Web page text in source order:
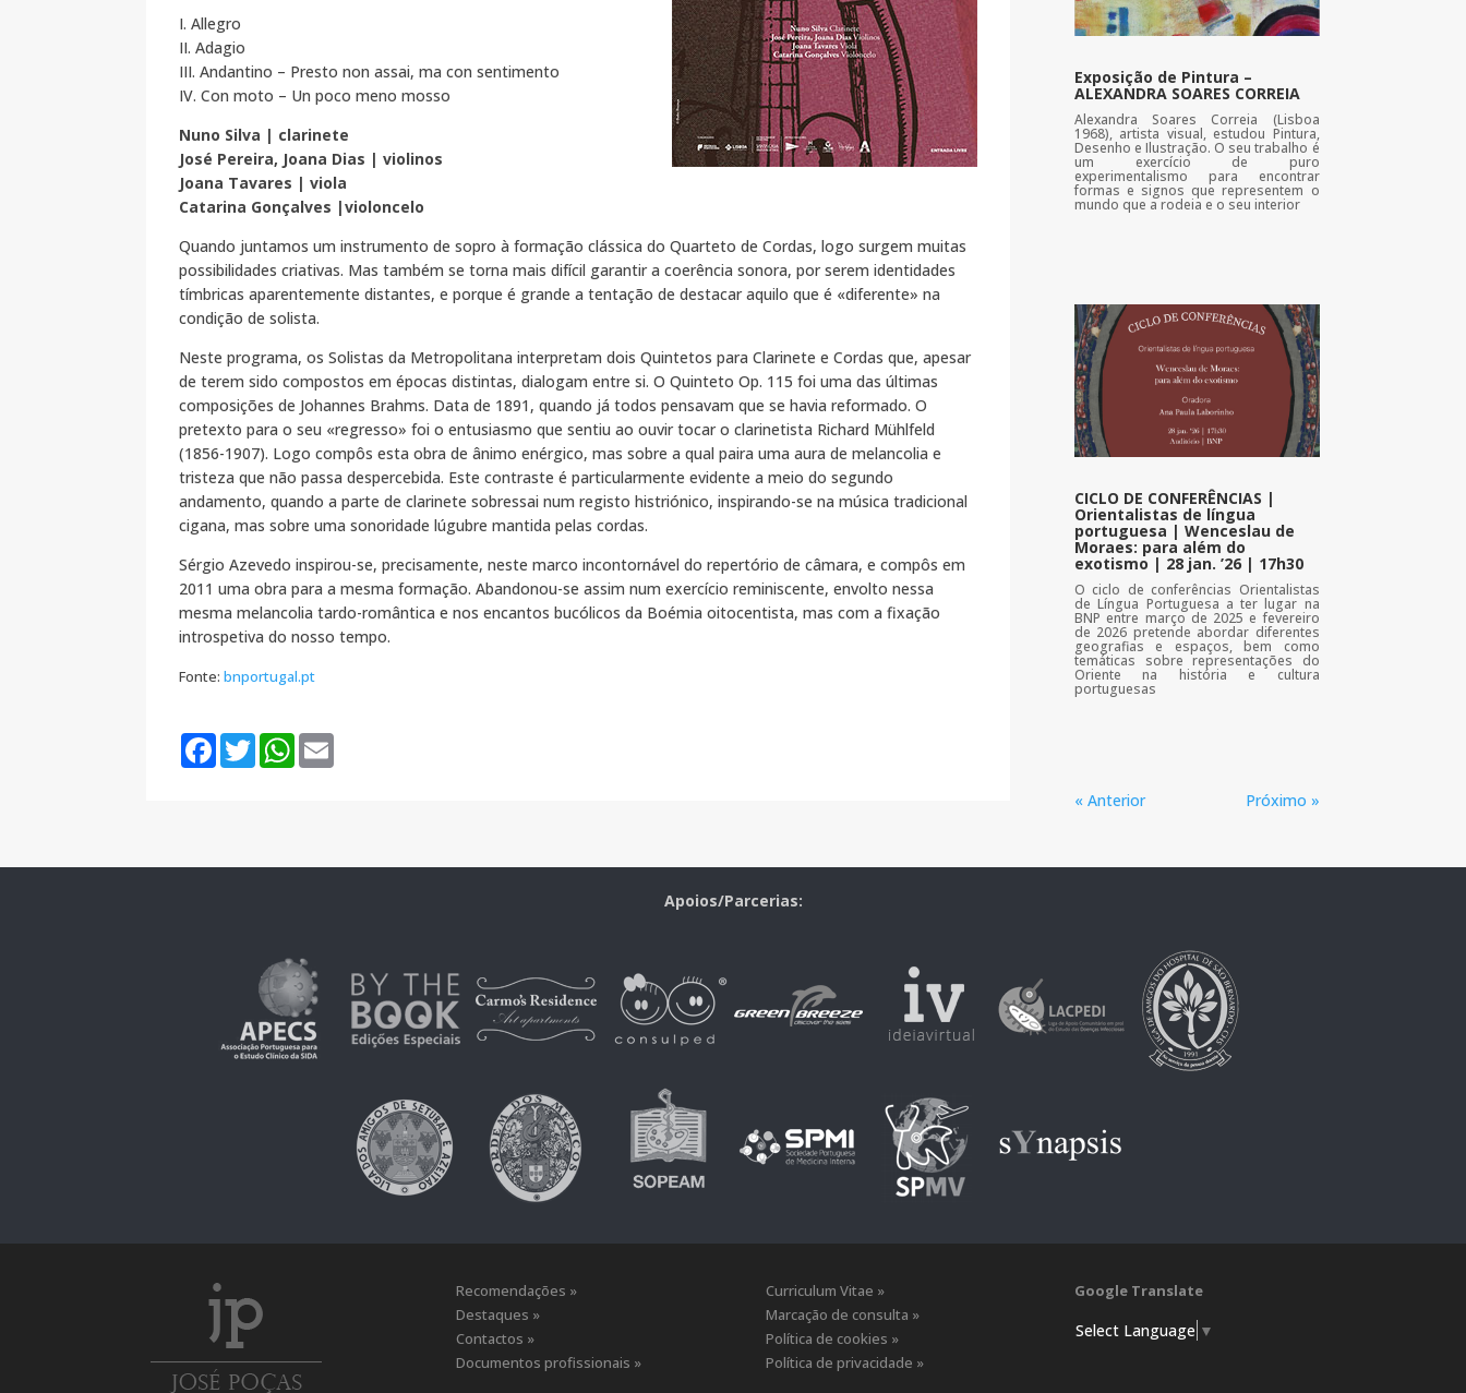
I. Allegro
II. Adagio
III. Andantino – Presto non assai, ma con sentimento
IV. Con moto – Un poco meno mosso
Nuno Silva | clarinete
José Pereira, Joana Dias | violinos
Joana Tavares | viola
Catarina Gonçalves |violoncelo
Quando juntamos um instrumento de sopro à formação clássica do Quarteto de Cordas, logo surgem muitas
possibilidades criativas. Mas também se torna mais difícil garantir a coerência sonora, por serem identidades
tímbricas aparentemente distantes, e porque é grande a tentação de destacar aquilo que é «diferente» na
condição de solista.
Neste programa, os Solistas da Metropolitana interpretam dois Quintetos para Clarinete e Cordas que, apesar
de terem sido compostos em épocas distintas, dialogam entre si. O Quinteto Op. 115 foi uma das últimas
composições de Johannes Brahms. Data de 1891, quando já todos pensavam que se havia reformado. O
pretexto para o seu «regresso» foi o entusiasmo que sentiu ao ouvir tocar o clarinetista Richard Mühlfeld
(1856-1907). Logo compôs esta obra de ânimo enérgico, mas sobre a qual paira uma aura de melancolia e
tristeza que não passa despercebida. Este contraste é particularmente evidente a meio do segundo
andamento, quando a parte de clarinete sobressai num registo histriónico, inspirando-se na música tradicional
cigana, mas sobre uma sonoridade lúgubre mantida pelas cordas.
Sérgio Azevedo inspirou-se, precisamente, neste marco incontornável do repertório de câmara, e compôs em
2011 uma obra para a mesma formação. Abandonou-se assim num exercício reminiscente, envolto nessa
mesma melancolia tardo-romântica e nos encantos bucólicos da Boémia oitocentista, mas com a fixação
introspetiva do nosso tempo.
Fonte:bnportugal.pt
F
a
k
T
w
W
p
Exposição de Pintura –
ALEXANDRA SOARES CORREIA
Alexandra Soares Correia (Lisboa
1968), artista visual, estudou Pintura,
Desenho e Ilustração. O seu trabalho é
um exercício de puro
experimentalismo para encontrar
formas e signos que representem o
mundo que a rodeia e o seu interior
CICLO DE CONFERÊNCIAS |
Orientalistas de língua
portuguesa | Wenceslau de
Moraes: para além do
exotismo | 28 jan. ’26 | 17h30
O ciclo de conferências Orientalistas
de Língua Portuguesa a ter lugar na
BNP entre março de 2025 e fevereiro
de 2026 pretende abordar diferentes
geografias e espaços, bem como
temáticas sobre representações do
Oriente na história e cultura
portuguesas
« Anterior Próximo »
Apoios/Parcerias:
Recomendações »
Destaques »
Contactos »
Documentos profissionais »
Curriculum Vitae »
Marcação de consulta »
Política de cookies »
Política de privacidade »
Google Translate
Select Language ▼